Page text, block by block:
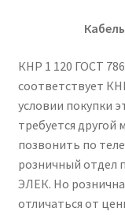
КНР 1 120 ГОСТ
соответствует
условии покупки
требуется другой
позвонить по
розничный отдел
ЭЛЕК. Но
отличаться от